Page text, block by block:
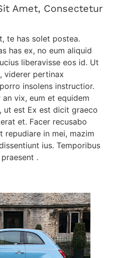
Amet, Consectetur
te has solet postea.
has ex, no eum aliquid
liberavisse eos id. Ut
viderer pertinax
insolens instructior.
vix, eum et equidem
ut est Ex est dicit graeco
et. Facer recusabo
repudiare in mei, mazim
ius. Temporibus
.